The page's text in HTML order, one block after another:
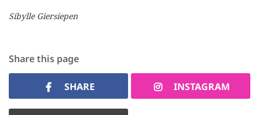
Sibylle Giersiepen
Share this page
SHARE INSTAGRAM